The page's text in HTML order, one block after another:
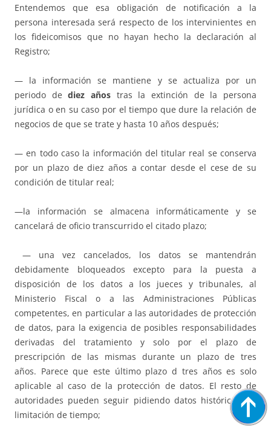
Entendemos que esa obligación de notificación a la
persona interesada será respecto de los intervinientes en
los fideicomisos que no hayan hecho la declaración al
Registro;
— la información se mantiene y se actualiza por un
periodo dediez años tras la extinción de la persona
jurídica o en su caso por el tiempo que dure la relación de
negocios de que se trate y hasta 10 años después;
— en todo caso la información del titular real se conserva
por un plazo de diez años a contar desde el cese de su
condición de titular real;
—la información se almacena informáticamente y se
cancelará de oficio transcurrido el citado plazo;
— una vez cancelados, los datos se mantendrán
debidamente bloqueados excepto para la puesta a
disposición de los datos a los jueces y tribunales, al
Ministerio Fiscal o a las Administraciones Públicas
competentes, en particular a las autoridades de protección
de datos, para la exigencia de posibles responsabilidades
derivadas del tratamiento y solo por el plazo de
prescripción de las mismas durante un plazo de tres
años. Parece que este último plazo d tres años es solo
aplicable al caso de la protección de datos. El resto de
autoridades pueden seguir pidiendo datos históricos sin
limitación de tiempo;